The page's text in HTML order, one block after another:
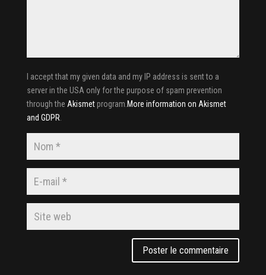
I accept that my given data and my IP address is sent to a
server in the USA only for the purpose of spam prevention
through the Akismetprogram. More information on Akismet
and GDPR